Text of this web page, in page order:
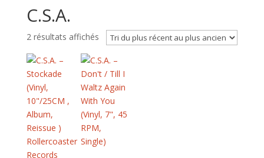
C.S.A.
2 résultats affichésTrié
plus
récent
au
plus
ancien